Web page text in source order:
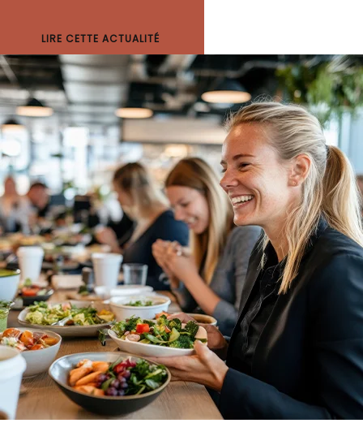
LIRE CETTE ACTUALITÉ